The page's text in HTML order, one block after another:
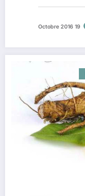
19 Octobre 2016